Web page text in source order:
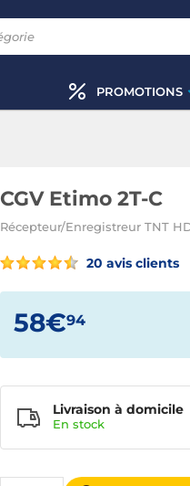
PROMOTIONS
CGV Etimo 2T-C
Récepteur/Enregistreur TNT
20 avis clients
58€94
Livraison à domicile
En stock